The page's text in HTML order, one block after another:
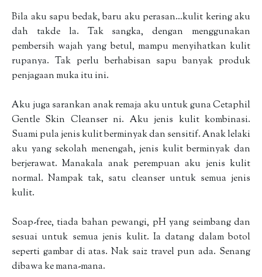
Bila aku sapu bedak, baru aku perasan...kulit kering aku
dah takde la. Tak sangka, dengan menggunakan
pembersih wajah yang betul, mampu menyihatkan kulit
rupanya. Tak perlu berhabisan sapu banyak produk
penjagaan muka itu ini.
Aku juga sarankan anak remaja aku untuk guna Cetaphil
Gentle Skin Cleanser ni. Aku jenis kulit kombinasi.
Suami pula jenis kulit berminyak dan sensitif. Anak lelaki
aku yang sekolah menengah, jenis kulit berminyak dan
berjerawat. Manakala anak perempuan aku jenis kulit
normal. Nampak tak, satu cleanser untuk semua jenis
kulit.
Soap-free, tiada bahan pewangi, pH yang seimbang dan
sesuai untuk semua jenis kulit. Ia datang dalam botol
seperti gambar di atas. Nak saiz travel pun ada. Senang
dibawa ke mana-mana.